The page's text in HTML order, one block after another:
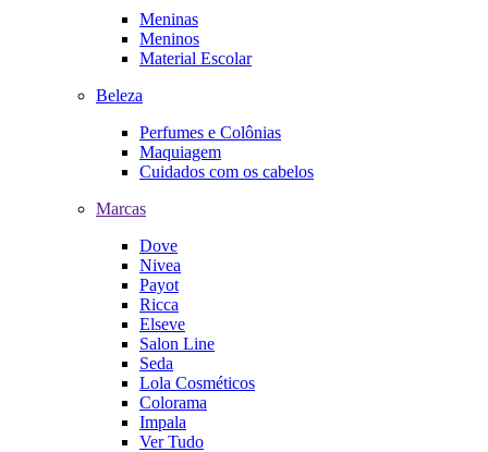
Meninas
Meninos
Material Escolar
Beleza
Perfumes e Colônias
Maquiagem
Cuidados com os cabelos
Marcas
Dove
Nivea
Payot
Ricca
Elseve
Salon Line
Seda
Lola Cosméticos
Colorama
Impala
Ver Tudo